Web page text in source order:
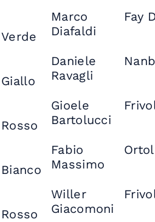
Verde
Marco
Diafaldi
Fay
Giallo
Daniele
Ravagli
Rosso
Gioele
Bartolucci
Bianco
Fabio
Massimo
Rosso
Willer
Giacomoni